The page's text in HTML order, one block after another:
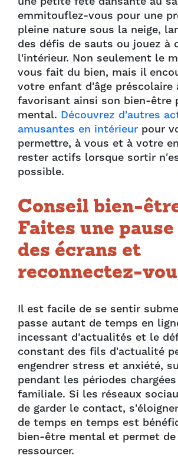
emmitouflez-vous pour une
pleine nature sous la neige,
des défis de sauts ou jouez à
l'intérieur. Non seulement le
vous fait du bien, mais il
votre enfant d'âge préscolaire
favorisant ainsi son bien-être
mental. Découvrez d'autres
amusantes en intérieur pour
permettre, à vous et à votre
rester actifs lorsque sortir
possible.
Conseil bien-être
Faites une
des écrans et
reconnectez-
Il est facile de se sentir
passe autant de temps en
incessant d'actualités et le
constant des fils d'actualité
engendrer stress et anxiété,
pendant les périodes
familiale. Si les réseaux
de garder le contact,
de temps en temps est
bien-être mental et permet de
ressourcer.